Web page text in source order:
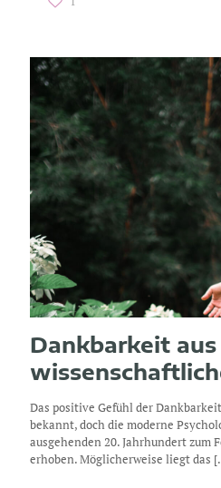
Dankbarkeit aus
Das positive Gefühl der
bekannt, doch die moderne
ausgehenden 20. Jahrhundert zum
erhoben. Möglicherweise liegt das